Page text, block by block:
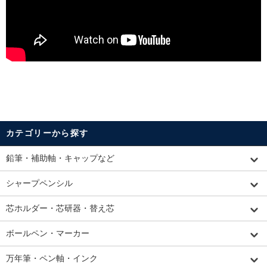
カテゴリーから探す
鉛筆・補助軸・キャップなど
シャープペンシル
芯ホルダー・芯研器・替え芯
ボールペン・マーカー
万年筆・ペン軸・インク